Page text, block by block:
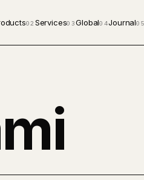
02 Services03Global04Journal